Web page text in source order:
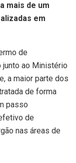
mais de um
em
de
junto ao Ministério
a maior parte dos
de forma
passo
de
nas áreas de